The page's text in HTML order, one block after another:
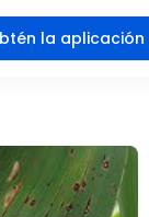
la aplicación